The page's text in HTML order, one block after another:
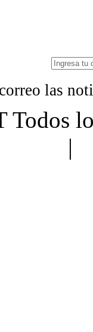
las
|